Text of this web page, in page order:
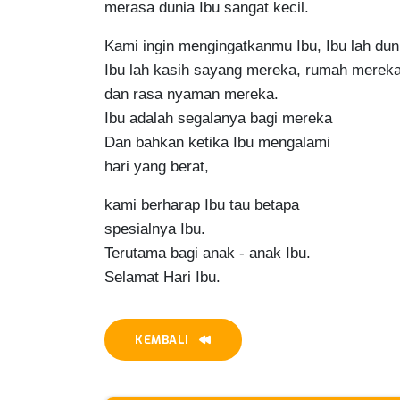
merasa dunia Ibu sangat kecil.
Kami ingin mengingatkanmu Ibu, Ibu lah
Ibu lah kasih sayang mereka, rumah
dan rasa nyaman mereka.
Ibu adalah segalanya bagi mereka
Dan bahkan ketika Ibu mengalami
hari yang berat,
kami berharap Ibu tau betapa
spesialnya Ibu.
Terutama bagi anak - anak Ibu.
Selamat Hari Ibu.
KEMBALI